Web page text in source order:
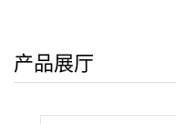
产品展厅